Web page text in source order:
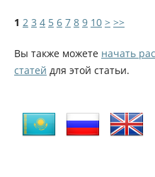
1 2 3 4 5 6 7 8 9 10 > >>
Вы также можете начать
статей для этой статьи.